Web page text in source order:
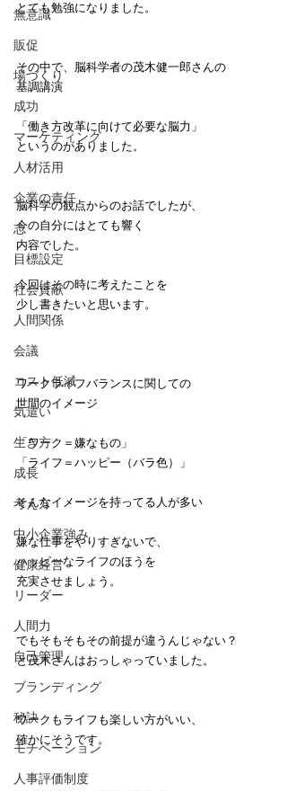
無意識
販促
場づくり
成功
マーケティング
人材活用
企業の責任
志
目標設定
社会貢献
人間関係
会議
コスト低減
気遣い
生き方
成長
考え方
中小企業強み
健康経営
リーダー
人間力
自己管理
ブランディング
秘訣
モチベーション
人事評価制度
とても勉強になりました。
その中で、脳科学者の茂木健一郎さんの
基調講演
「働き方改革に向けて必要な脳力」
というのがありました。
脳科学の観点からのお話でしたが、
今の自分にはとても響く
内容でした。
今回はその時に考えたことを
少し書きたいと思います。
ワークライフバランスに関しての
世間のイメージ
「ワーク＝嫌なもの」
「ライフ＝ハッピー（バラ色）」
そんなイメージを持ってる人が多い
嫌な仕事をやりすぎないで、
ハッピーなライフのほうを
充実させましょう。
でもそもそもその前提が違うんじゃない？
と茂木さんはおっしゃっていました。
ワークもライフも楽しい方がいい、
確かにそうです。